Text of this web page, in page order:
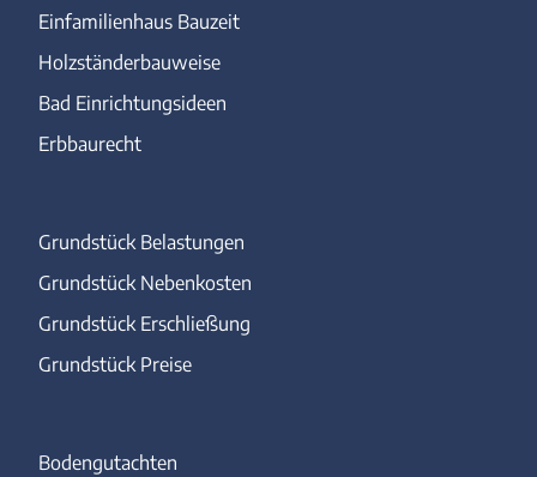
Einfamilienhaus Bauzeit
Holzständerbauweise
Bad Einrichtungsideen
Erbbaurecht
Grundstück Belastungen
Grundstück Nebenkosten
Grundstück Erschließung
Grundstück Preise
Bodengutachten